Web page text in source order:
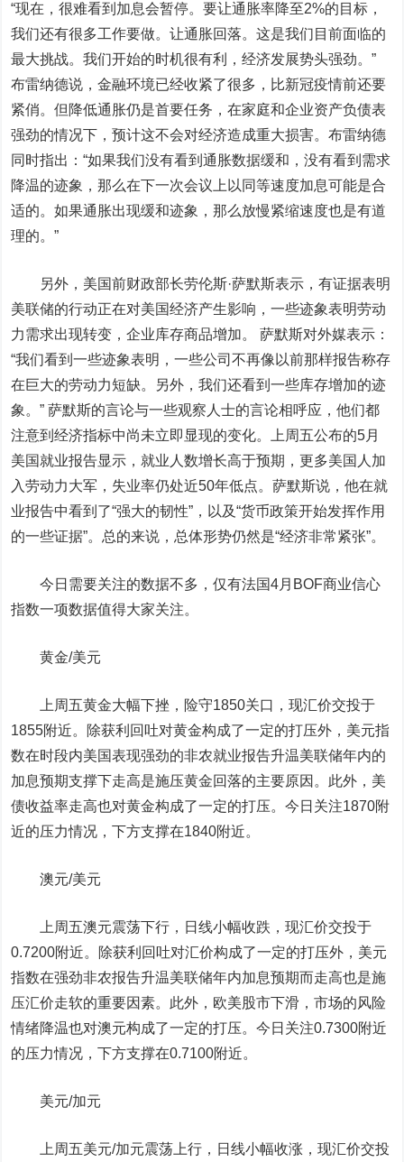
“现在，很难看到加息会暂停。要让通胀率降至2%的目标，
我们还有很多工作要做。让通胀回落。这是我们目前面临的
最大挑战。我们开始的时机很有利，经济发展势头强劲。”
布雷纳德说，金融环境已经收紧了很多，比新冠疫情前还要
紧俏。但降低通胀仍是首要任务，在家庭和企业资产负债表
强劲的情况下，预计这不会对经济造成重大损害。布雷纳德
同时指出：“如果我们没有看到通胀数据缓和，没有看到需求
降温的迹象，那么在下一次会议上以同等速度加息可能是合
适的。如果通胀出现缓和迹象，那么放慢紧缩速度也是有道
理的。”
另外，美国前财政部长劳伦斯·萨默斯表示，有证据表明
美联储的行动正在对美国经济产生影响，一些迹象表明劳动
力需求出现转变，企业库存商品增加。 萨默斯对外媒表示：
“我们看到一些迹象表明，一些公司不再像以前那样报告称存
在巨大的劳动力短缺。另外，我们还看到一些库存增加的迹
象。” 萨默斯的言论与一些观察人士的言论相呼应，他们都
注意到经济指标中尚未立即显现的变化。上周五公布的5月
美国就业报告显示，就业人数增长高于预期，更多美国人加
入劳动力大军，失业率仍处近50年低点。萨默斯说，他在就
业报告中看到了“强大的韧性”，以及“货币政策开始发挥作用
的一些证据”。总的来说，总体形势仍然是“经济非常紧张”。
今日需要关注的数据不多，仅有法国4月BOF商业信心
指数一项数据值得大家关注。
黄金/美元
上周五黄金大幅下挫，险守1850关口，现汇价交投于
1855附近。除获利回吐对黄金构成了一定的打压外，美元指
数在时段内美国表现强劲的非农就业报告升温美联储年内的
加息预期支撑下走高是施压黄金回落的主要原因。此外，美
债收益率走高也对黄金构成了一定的打压。今日关注1870附
近的压力情况，下方支撑在1840附近。
澳元/美元
上周五澳元震荡下行，日线小幅收跌，现汇价交投于
0.7200附近。除获利回吐对汇价构成了一定的打压外，美元
指数在强劲非农报告升温美联储年内加息预期而走高也是施
压汇价走软的重要因素。此外，欧美股市下滑，市场的风险
情绪降温也对澳元构成了一定的打压。今日关注0.7300附近
的压力情况，下方支撑在0.7100附近。
美元/加元
上周五美元/加元震荡上行，日线小幅收涨，现汇价交投